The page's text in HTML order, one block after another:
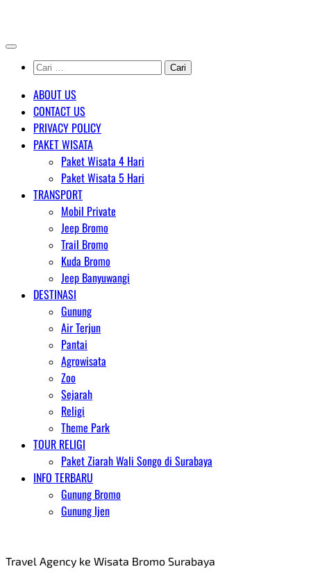
content
Cari
untuk:
ABOUT US
CONTACT US
PRIVACY POLICY
PAKET WISATA
Paket Wisata 4 Hari
Paket Wisata 5 Hari
TRANSPORT
Mobil Private
Jeep Bromo
Trail Bromo
Kuda Bromo
Jeep Banyuwangi
DESTINASI
Gunung
Air Terjun
Pantai
Agrowisata
Zoo
Sejarah
Religi
Theme Park
TOUR RELIGI
Paket Ziarah Wali Songo di Surabaya
INFO TERBARU
Gunung Bromo
Gunung Ijen
Travel Agency ke Wisata Bromo Surabaya